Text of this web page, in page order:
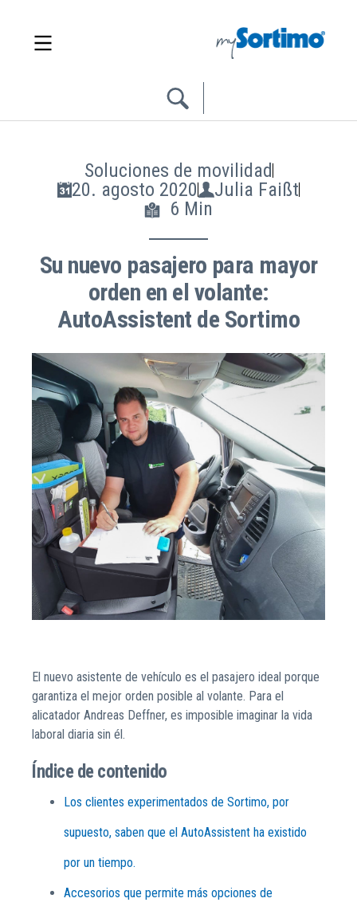
Soluciones de movilidad
20. agosto 2020
Julia Faißt
6 Min
Su nuevo pasajero para mayor
orden en el volante:
AutoAssistent de Sortimo
El nuevo asistente de vehículo es el pasajero ideal porque
garantiza el mejor orden posible al volante. Para el
alicatador Andreas Deffner, es imposible imaginar la vida
laboral diaria sin él.
Índice de contenido
Los clientes experimentados de Sortimo, por
supuesto, saben que el AutoAssistent ha existido
por un tiempo.
Accesorios que permite más opciones de